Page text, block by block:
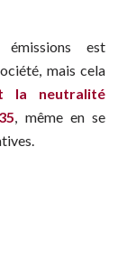
est
mais cela
la neutralité
, même en se